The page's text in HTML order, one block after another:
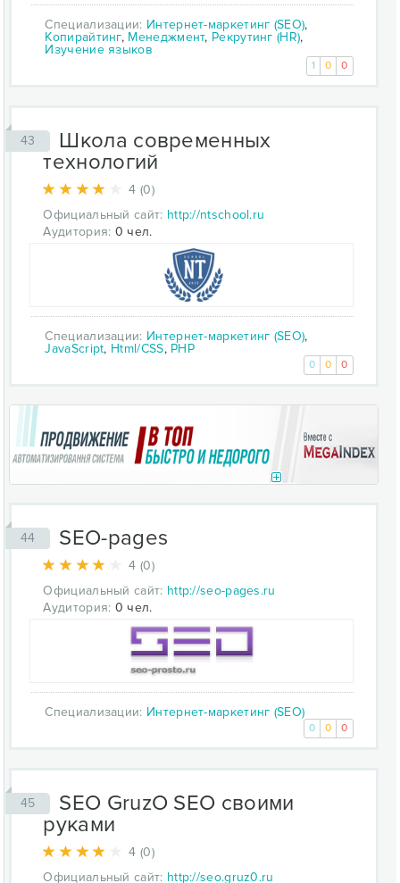
Специализации: Интернет-маркетинг (SEO),
Копирайтинг, Менеджмент, Рекрутинг (HR),
Изучение языков
1 0 0
43
Школа современных
технологий
4 (0)
Официальный сайт: http://ntschool.ru
Аудитория: 0 чел.
Специализации: Интернет-маркетинг (SEO),
JavaScript, Html/CSS, PHP
0 0 0
44 SEO-pages
4 (0)
Официальный сайт: http://seo-pages.ru
Аудитория: 0 чел.
Специализации: Интернет-маркетинг (SEO)
0 0 0
45
SEO GruzO SEO своими
руками
4 (0)
Официальный сайт: http://seo.gruz0.ru